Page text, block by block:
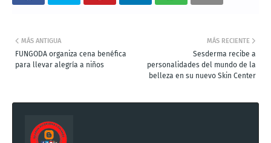
MÁS RECIENTE
Sesderma recibe a
personalidades del mundo de la
belleza en su nuevo Skin Center
MÁS ANTIGUA
FUNGODA organiza cena benéfica
para llevar alegría a niños